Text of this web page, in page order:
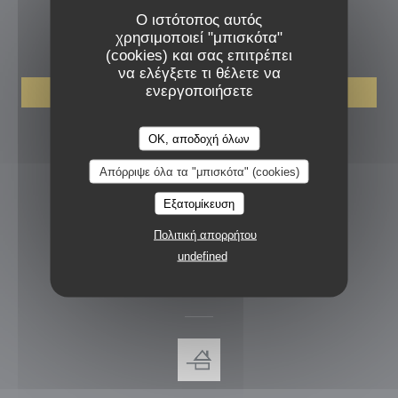
Ο ιστότοπος αυτός
χρησιμοποιεί "μπισκότα"
(cookies) και σας επιτρέπει
να ελέγξετε τι θέλετε να
ενεργοποιήσετε
OK, αποδοχή όλων
Απόρριψε όλα τα "μπισκότα" (cookies)
Εξατομίκευση
Πολιτική απορρήτου
undefined
ΚΡΆΤΗΣΗ
ΚΆΝΤΕ ΚΡΆΤΗΣΗ ΤΡΑΠΕΖΙΟΎ
ΑΚΟΛΟΥΘΉΣΤΕ ΜΑΣ
Facebook ((ανοίγει σε νέο
Instagram ((ανοίγει σε νέο
ΕΝΗΜΕΡΩΤΙΚΌ ΔΕΛΤΊΟ
LA CUIZINE